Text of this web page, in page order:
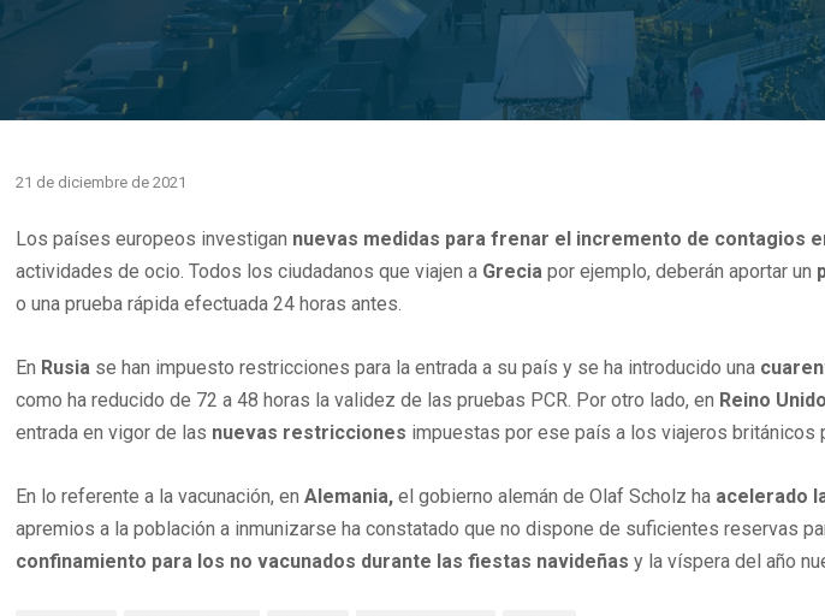
21 de diciembre de 2021
Los países europeos investigan nuevas medidas para frenar el incremento de contagios
actividades de ocio. Todos los ciudadanos que viajen a Greciapor ejemplo, deberán aportar un
o una prueba rápida efectuada 24 horas antes.
En Rusia se han impuesto restricciones para la entrada a su país y se ha introducido una
como ha reducido de 72 a 48 horas la validez de las pruebas PCR. Por otro lado, en Reino Unido
entrada en vigor de las nuevas restricciones impuestas por ese país a los viajeros británicos
En lo referente a la vacunación, enAlemania, el gobierno alemán de Olaf Scholz ha acelerado
apremios a la población a inmunizarse ha constatado que no dispone de suficientes reservas
confinamiento para los no vacunados durante las fiestas navideñas y la víspera del año